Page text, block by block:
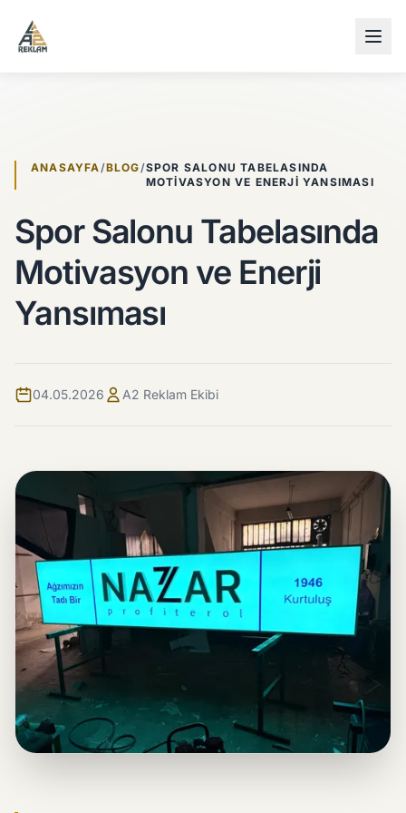
ANASAYFA/BLOG/SPOR SALONU TABELASINDA
MOTIVASYON VE ENERJI YANSIMASI
Spor Salonu Tabelasında
Motivasyon ve Enerji
Yansıması
04.05.2026 A2 Reklam Ekibi